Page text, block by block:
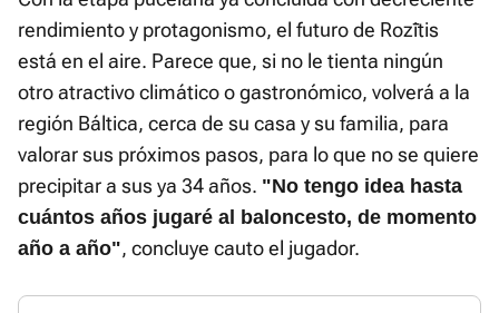
rendimiento y protagonismo, el futuro de Rozītis
está en el aire. Parece que, si no le tienta ningún
otro atractivo climático o gastronómico, volverá a la
región Báltica, cerca de su casa y su familia, para
valorar sus próximos pasos, para lo que no se quiere
precipitar a sus ya 34 años. "No tengo idea hasta
cuántos años jugaré al baloncesto, de momento
año a año", concluye cauto el jugador.